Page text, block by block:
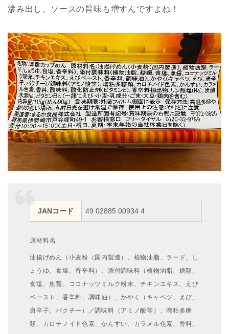
滲み出し、ソースの旨味も増すんですよね！
JANコード 49 02885 00934 4
原材料名
油揚げめん（小麦粉（国内製造）、植物油脂、ラード、し
ょうゆ、食塩、香辛料）、添付調味料（植物油脂、糖類、
食塩、魚醤、ココナッツミルク粉末、チキンエキス、えび
ペースト、香辛料、調味油）、かやく（キャベツ、えび、
唐辛子、パクチー）／調味料（アミノ酸等）、増粘多糖
類、カロチノイド色素、かんすい、カラメル色素、香料、